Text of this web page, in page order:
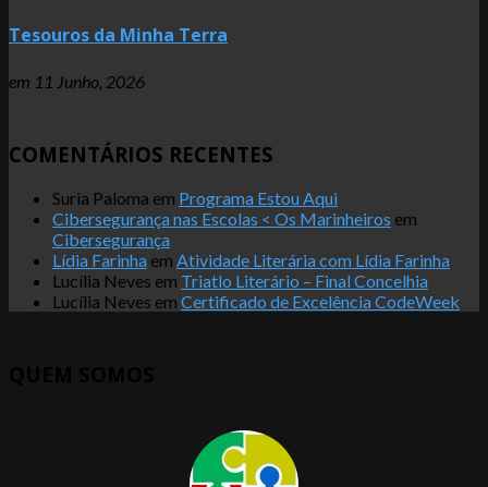
Tesouros da Minha Terra
em 11 Junho, 2026
COMENTÁRIOS RECENTES
Suria Paloma em Programa Estou Aqui
Cibersegurança nas Escolas < Os Marinheiros em
Cibersegurança
Lídia Farinha em Atividade Literária com Lídia Farinha
Lucília Neves em Triatlo Literário – Final Concelhia
Lucília Neves em Certificado de Excelência CodeWeek